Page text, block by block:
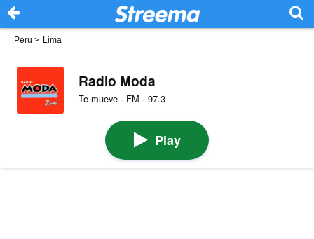
Peru > Lima
Radio Moda
Te mueve · FM · 97.3
Play